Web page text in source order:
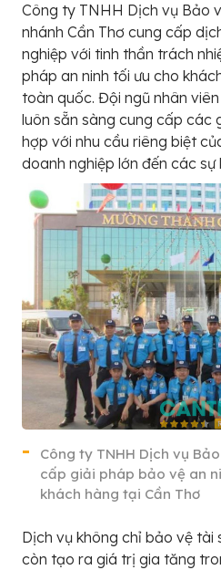
Công ty TNHH Dịch vụ Bảo
nhánh Cần Thơ cung cấp
nghiệp với tinh thần trách
pháp an ninh tối ưu cho
toàn quốc. Đội ngũ nhân
luôn sẵn sàng cung cấp các
hợp với nhu cầu riêng biệt
doanh nghiệp lớn đến các sự
Công ty TNHH Dịch vụ
cấp giải pháp bảo vệ an
khách hàng tại Cần Thơ
Dịch vụ không chỉ bảo vệ tài
còn tạo ra giá trị gia tăng